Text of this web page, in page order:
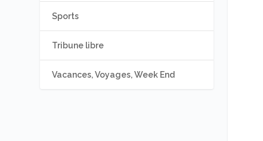
Sports
Tribune libre
Vacances, Voyages, Week End